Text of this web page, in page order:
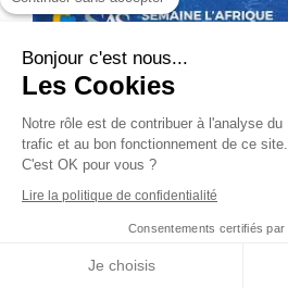
Bonjour c'est nous...
Les Cookies
Notre rôle est de contribuer à l'analyse du
trafic et au bon fonctionnement de ce site.
C'est OK pour vous ?
Lire la politique de confidentialité
Consentements certifiés par
Je choisis